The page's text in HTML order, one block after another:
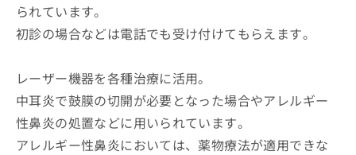
られています。
初診の場合などは電話でも受け付けてもらえます。
レーザー機器を各種治療に活用。
中耳炎で鼓膜の切開が必要となった場合やアレルギー
性鼻炎の処置などに用いられています。
アレルギー性鼻炎においては、薬物療法が適用できな